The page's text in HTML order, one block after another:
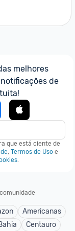
melhores
de
que está ciente de
, Termos de Uso e
.
Americanas
Centauro